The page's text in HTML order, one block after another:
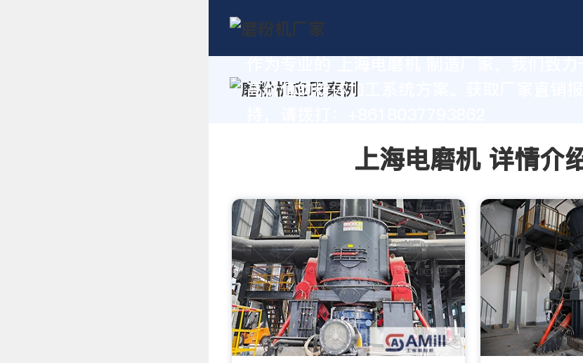
高价值的粉体加工系统方案。获取厂家直销报
上海电磨机 详情介